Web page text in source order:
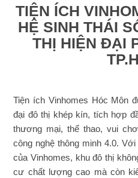
TIỆN ÍCH
HỆ SINH THÁI
THỊ HIỆN ĐẠI
Tiện ích Vinhomes Hóc Môn
đại đô thị khép kín, tích hợp
thương mại, thể thao, vui
công nghệ thông minh 4.0.
của Vinhomes, khu đô thị
cư chất lượng cao mà còn